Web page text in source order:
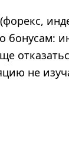
не